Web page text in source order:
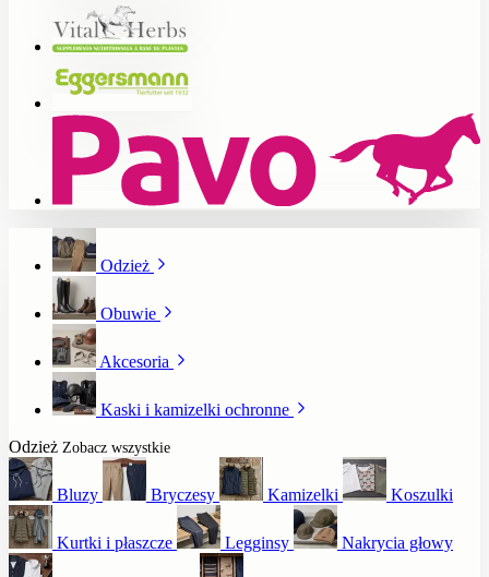
Odzież
Obuwie
Akcesoria
Kaski i kamizelki ochronne
Odzież Zobacz wszystkie
Bluzy Bryczesy Kamizelki Koszulki
Kurtki i płaszcze Legginsy Nakrycia głowy